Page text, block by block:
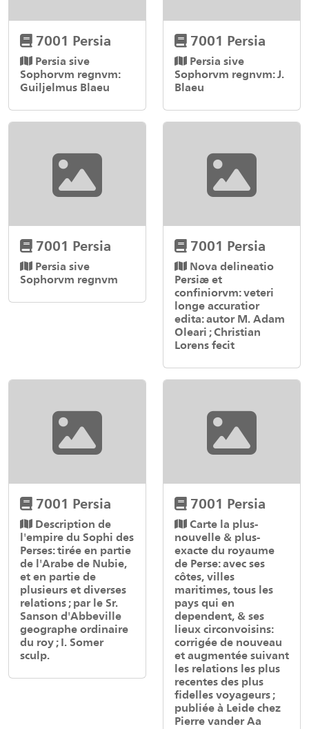
7001 Persia
Persia sive
Sophorvm regnvm:
Guiljelmus Blaeu
7001 Persia
Persia sive
Sophorvm regnvm: J.
Blaeu
7001 Persia
Persia sive
Sophorvm regnvm
7001 Persia
Nova delineatio
Persiæ et
confiniorvm: veteri
longe accuratior
edita: autor M. Adam
Oleari ; Christian
Lorens fecit
7001 Persia
Description de
l'empire du Sophi des
Perses: tirée en partie
de l'Arabe de Nubie,
et en partie de
plusieurs et diverses
relations ; par le Sr.
Sanson d'Abbeville
geographe ordinaire
du roy ; I. Somer
sculp.
7001 Persia
Carte la plus-
nouvelle & plus-
exacte du royaume
de Perse: avec ses
côtes, villes
maritimes, tous les
pays qui en
dependent, & ses
lieux circonvoisins:
corrigée de nouveau
et augmentée suivant
les relations les plus
recentes des plus
fidelles voyageurs ;
publiée à Leide chez
Pierre vander Aa